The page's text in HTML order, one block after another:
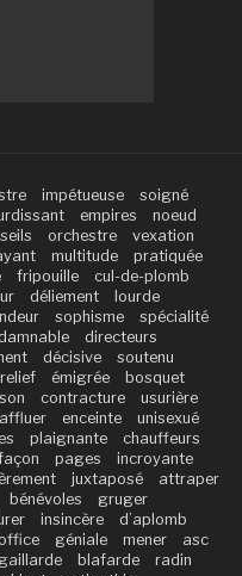
impétueuse
soigné
empires
noeud
orchestre
vexation
multitude
pratiquée
fripouille
cul-de-plomb
déliement
lourde
sophisme
spécialité
damnable
directeurs
décisive
soutenu
émigrée
bosquet
contracture
usurière
affluer enceinte
unisexué
plaignante
chauffeurs
pages
incroyante
juxtaposé
attraper
bénévoles
gruger
insincère
d’aplomb
office géniale mener
asc
gaillarde blafarde
radin